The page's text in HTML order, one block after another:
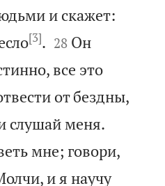
и скажет:
[3].
28 Он
все это
от бездны,
слушай меня.
мне; говори,
и я научу